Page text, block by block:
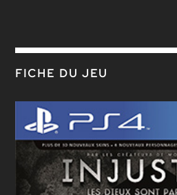
FICHE DU JEU